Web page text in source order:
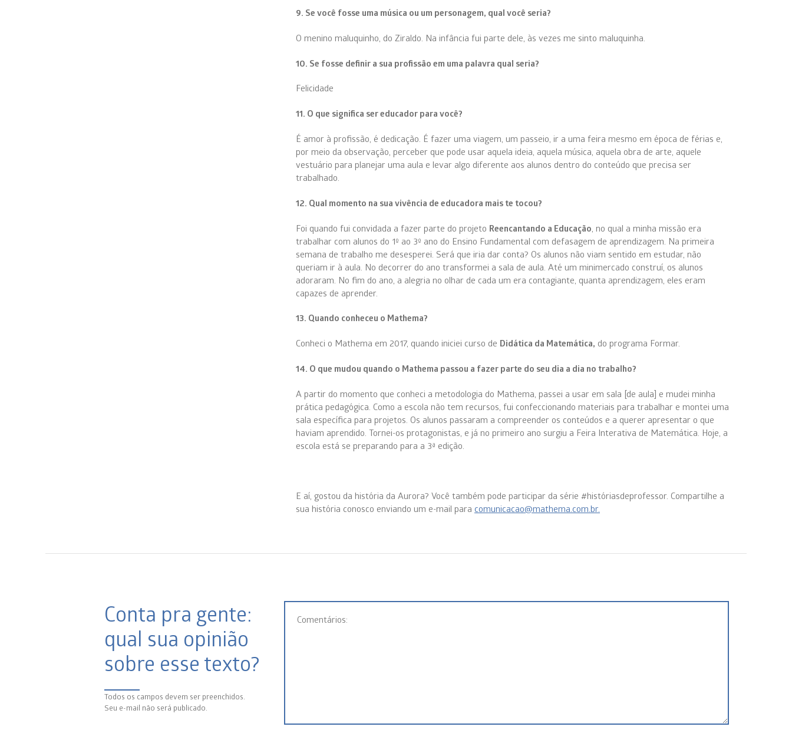
9. Se você fosse uma música ou um personagem, qual você seria?
O menino maluquinho, do Ziraldo. Na infância fui parte dele, às vezes me sinto maluquinha.
10. Se fosse definir a sua profissão em uma palavra qual seria?
Felicidade
11. O que significa ser educador para você?
É amor à profissão, é dedicação. É fazer uma viagem, um passeio, ir a uma feira mesmo em época de férias e,
por meio da observação, perceber que pode usar aquela ideia, aquela música, aquela obra de arte, aquele
vestuário para planejar uma aula e levar algo diferente aos alunos dentro do conteúdo que precisa ser
trabalhado.
12. Qual momento na sua vivência de educadora mais te tocou?
Foi quando fui convidada a fazer parte do projeto Reencantando a Educação , no qual a minha missão era
trabalhar com alunos do 1º ao 3º ano do Ensino Fundamental com defasagem de aprendizagem. Na primeira
semana de trabalho me desesperei. Será que iria dar conta? Os alunos não viam sentido em estudar, não
queriam ir à aula. No decorrer do ano transformei a sala de aula. Até um minimercado construí, os alunos
adoraram. No fim do ano, a alegria no olhar de cada um era contagiante, quanta aprendizagem, eles eram
capazes de aprender.
13. Quando conheceu o Mathema?
Conheci o Mathema em 2017, quando iniciei curso de Didática da Matemática, do programa Formar.
14. O que mudou quando o Mathema passou a fazer parte do seu dia a dia no trabalho?
A partir do momento que conheci a metodologia do Mathema, passei a usar em sala [de aula] e mudei minha
prática pedagógica. Como a escola não tem recursos, fui confeccionando materiais para trabalhar e montei uma
sala específica para projetos. Os alunos passaram a compreender os conteúdos e a querer apresentar o que
haviam aprendido. Tornei-os protagonistas, e já no primeiro ano surgiu a Feira Interativa de Matemática. Hoje, a
escola está se preparando para a 3ª edição.
E aí, gostou da história da Aurora? Você também pode participar da série #históriasdeprofessor. Compartilhe a
sua história conosco enviando um e-mail para comunicacao@mathema.com.br.
Conta pra gente:
qual sua opinião
sobre esse texto?
Todos os campos devem ser preenchidos.
Seu e-mail não será publicado.